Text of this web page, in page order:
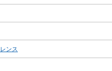
ンス